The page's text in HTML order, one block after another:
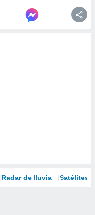
Radar de lluvia Satélites